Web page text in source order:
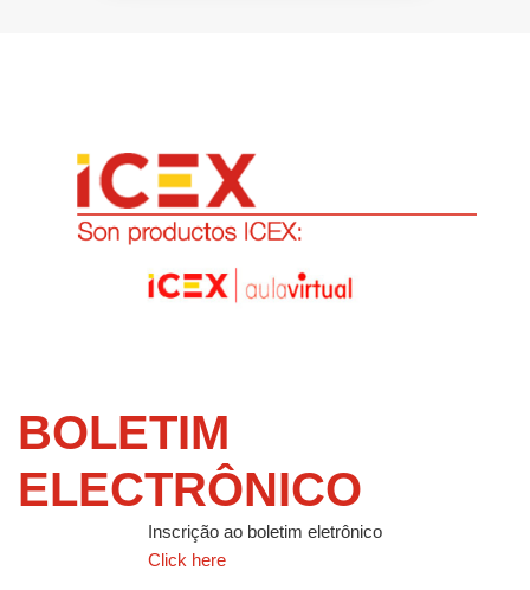
BOLETIM
ELECTRÔNICO
Inscrição ao boletim eletrônico
Click here